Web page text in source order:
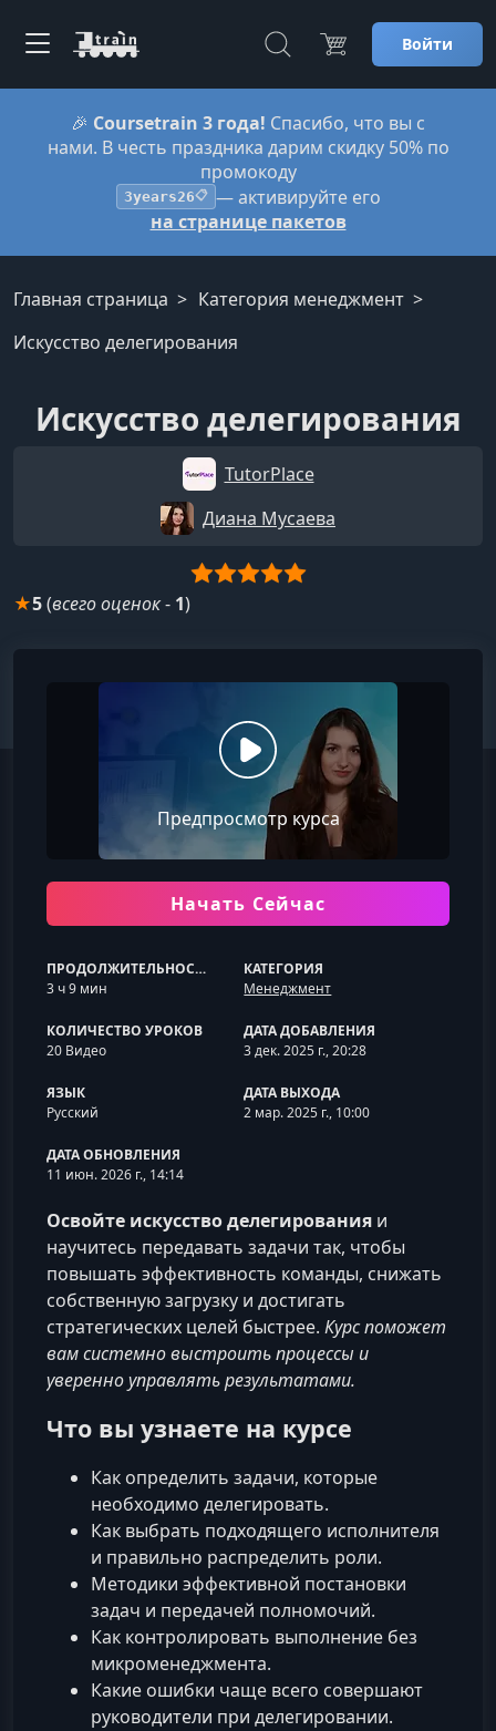
Войти
🎉 Coursetrain 3 года! Спасибо, что вы с
нами. В честь праздника дарим скидку 50% по
промокоду
3years26📋 — активируйте его
на странице пакетов
Главная страница
Категория менеджмент
Искусство делегирования
Искусство делегирования
TutorPlace
Диана Мусаева
★5(всего оценок- 1)
Предпросмотр курса
Начать Сейчас
ПРОДОЛЖИТЕЛЬНОСТЬ
3 ч 9 мин
КАТЕГОРИЯ
Менеджмент
КОЛИЧЕСТВО УРОКОВ
20 Видео
ДАТА ДОБАВЛЕНИЯ
3 дек. 2025 г., 20:28
ЯЗЫК
Русский
ДАТА ВЫХОДА
2 мар. 2025 г., 10:00
ДАТА ОБНОВЛЕНИЯ
11 июн. 2026 г., 14:14
Освойте искусство делегирования и
научитесь передавать задачи так, чтобы
повышать эффективность команды, снижать
собственную загрузку и достигать
стратегических целей быстрее. Курс поможет
вам системно выстроить процессы и
уверенно управлять результатами.
Что вы узнаете на курсе
Как определить задачи, которые
необходимо делегировать.
Как выбрать подходящего исполнителя
и правильно распределить роли.
Методики эффективной постановки
задач и передачей полномочий.
Как контролировать выполнение без
микроменеджмента.
Какие ошибки чаще всего совершают
руководители при делегировании.